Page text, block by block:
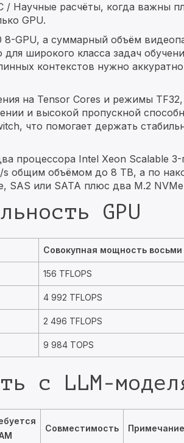
/ Научные расчёты, когда важны
GPU.
8-GPU, а суммарный объём
для широкого класса задач
контекстов нужно
на Tensor Cores и режимы
и высокой пропускной
что помогает держать
процессора Intel Xeon Scalable 3-
s общим объёмом до 8 TB, а по
SAS или SATA плюс два M.2
GPU
Совокупная мощность восьми
156 TFLOPS
4 992 TFLOPS
2 496 TFLOPS
9 984 TOPS
с LLM-
Совместимость Примечание